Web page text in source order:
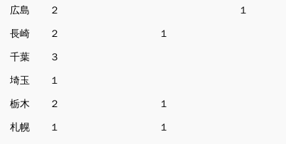
広島 ２ １
長崎 ２ １
千葉 ３
埼玉 １
栃木 ２ １
札幌 １ １